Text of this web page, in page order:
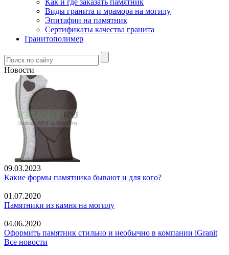
Как и где заказать памятник
Виды гранита и мрамора на могилу
Эпитафии на памятник
Сертификаты качества гранита
Гранитополимер
Новости
09.03.2023
Какие формы памятника бывают и для кого?
01.07.2020
Памятники из камня на могилу
04.06.2020
Оформить памятник стильно и необычно в компании iGranit
Все новости